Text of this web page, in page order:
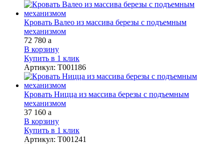
Кровать Валео из массива березы с подъемным
механизмом
72 780 a
В корзину
Купить в 1 клик
Артикул: Т001186
Кровать Ницца из массива березы с подъемным
механизмом
37 160 a
В корзину
Купить в 1 клик
Артикул: Т001241